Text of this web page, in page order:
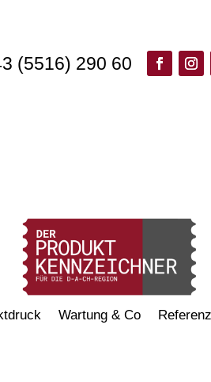
(5516) 290 60
Wartung & Co